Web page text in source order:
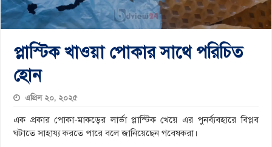
প্লাস্টিক খাওয়া পোকার সাথে পরিচিত
হোন
এপ্রিল ২০, ২০২৫
এক প্রকার পোকা-মাকড়ের লার্ভা প্লাস্টিক খেয়ে এর পুনর্ব্যবহারে বিপ্লব
ঘটাতে সাহায্য করতে পারে বলে জানিয়েছেন গবেষকরা।